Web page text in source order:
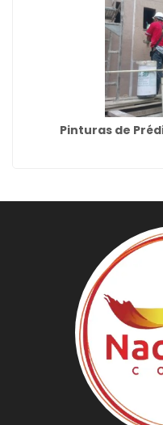
Pinturas de